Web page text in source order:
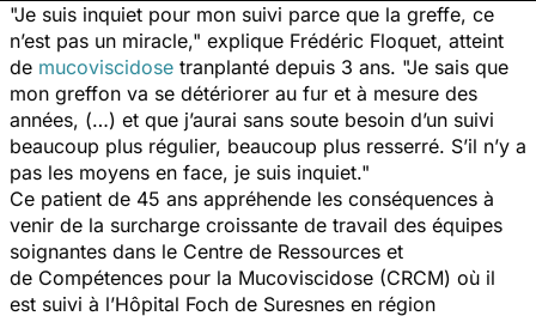
"Je suis inquiet pour mon suivi parce que la greffe, ce
n’est pas un miracle," explique Frédéric Floquet, atteint
de mucoviscidose tranplanté depuis 3 ans. "Je sais que
mon greffon va se détériorer au fur et à mesure des
années, (…) et que j’aurai sans soute besoin d’un suivi
beaucoup plus régulier, beaucoup plus resserré. S’il n’y a
pas les moyens en face, je suis inquiet."
Ce patient de 45 ans appréhende les conséquences à
venir de la surcharge croissante de travail des équipes
soignantes dans le Centre de Ressources et
de Compétences pour la Mucoviscidose (CRCM) où il
est suivi à l’Hôpital Foch de Suresnes en région